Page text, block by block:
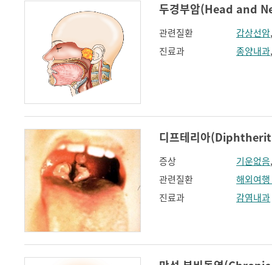
두경부암(Head and
관련질환 갑상선암
진료과
종양내과
디프테리아
증상 기운없음
관련질환
해외여
진료과
감염내과